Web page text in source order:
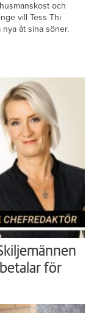
och
vill Tess Thi
åt sina söner.
för